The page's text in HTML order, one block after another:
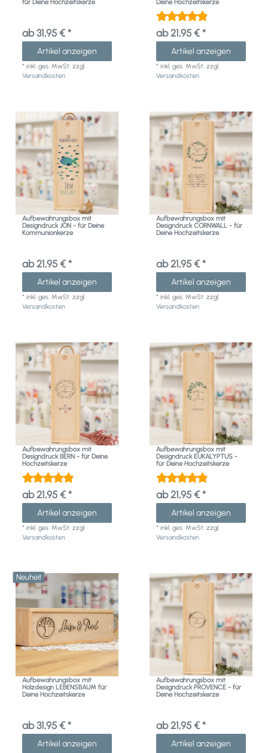
für Deine Hochzeitskerze
ab 31,95 € *
Artikel anzeigen
*inkl. ges. MwSt. zzgl.
Versandkosten
Deine Hochzeitskerze
ab 21,95 € *
Artikel anzeigen
*inkl. ges. MwSt. zzgl.
Versandkosten
Aufbewahrungsbox mit
Designdruck JON - für Deine
Kommunionkerze
ab 21,95 € *
Artikel anzeigen
*inkl. ges. MwSt. zzgl.
Versandkosten
Aufbewahrungsbox mit
Designdruck CORNWALL - für
Deine Hochzeitskerze
ab 21,95 € *
Artikel anzeigen
*inkl. ges. MwSt. zzgl.
Versandkosten
Aufbewahrungsbox mit
Designdruck BERN - für Deine
Hochzeitskerze
ab 21,95 € *
Artikel anzeigen
*inkl. ges. MwSt. zzgl.
Versandkosten
Aufbewahrungsbox mit
Designdruck EUKALYPTUS -
für Deine Hochzeitskerze
ab 21,95 € *
Artikel anzeigen
*inkl. ges. MwSt. zzgl.
Versandkosten
Neuheit
Aufbewahrungsbox mit
Holzdesign LEBENSBAUM für
Deine Hochzeitskerze
ab 31,95 € *
Artikel anzeigen
Aufbewahrungsbox mit
Designdruck PROVENCE - für
Deine Hochzeitskerze
ab 21,95 € *
Artikel anzeigen